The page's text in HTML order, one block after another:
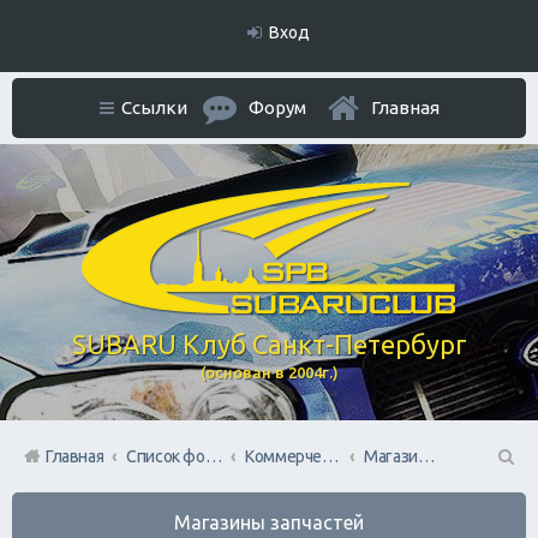
Вход
SUBARU Клуб Санкт-Петербург
(основан в 2004г.)
Ссылки Форум Главная
Главная Список форумов Коммерческий Отдел. Официальное расположение платной РЕКЛАМЫ.
Магазины запчастей
П
Магазины запчастей